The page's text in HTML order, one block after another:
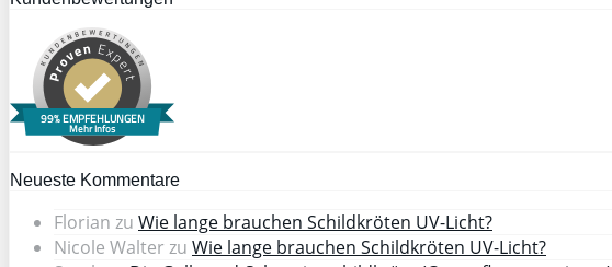
99% EMPFEHLUNGEN
Mehr Infos
Neueste Kommentare
Florian zu Wie lange brauchen Schildkröten UV-Licht?
Nicole Walter zu Wie lange brauchen Schildkröten UV-Licht?